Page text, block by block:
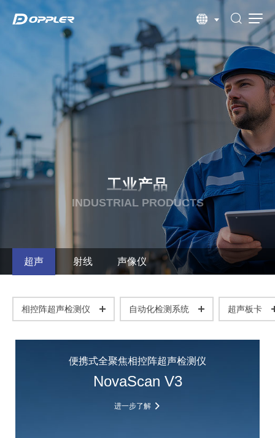
工业产品
INDUSTRIAL PRODUCTS
超声 射线 声像仪
相控阵超声检测仪 自动化检测系统 超声板卡
便携式全聚焦相控阵超声检测仪
NovaScan V3
进一步了解